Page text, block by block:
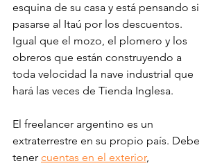
esquina de su casa y está pensando si
pasarse al Itaú por los descuentos.
Igual que el mozo, el plomero y los
obreros que están construyendo a
toda velocidad la nave industrial que
hará las veces de Tienda Inglesa.
El freelancer argentino es un
extraterrestre en su propio país. Debe
tener cuentas en el exterior,